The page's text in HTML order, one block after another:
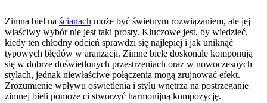
Zimna biel na ścianach może być świetnym rozwiązaniem, ale jej
właściwy wybór nie jest taki prosty. Kluczowe jest, by wiedzieć,
kiedy ten chłodny odcień sprawdzi się najlepiej i jak uniknąć
typowych błędów w aranżacji. Zimne biele doskonale komponują
się w dobrze doświetlonych przestrzeniach oraz w nowoczesnych
stylach, jednak niewłaściwe połączenia mogą zrujnować efekt.
Zrozumienie wpływu oświetlenia i stylu wnętrza na postrzeganie
zimnej bieli pomoże ci stworzyć harmonijną kompozycję.